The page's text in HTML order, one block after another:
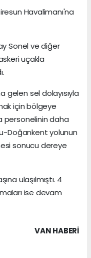
Havalimanı'na
Sonel ve diğer
uçakla
sel dolayısıyla
için bölgeye
personelinin daha
Doğankent yolunun
sonucu dereye
ulaşılmıştı. 4
ise devam
VAN HABERİ